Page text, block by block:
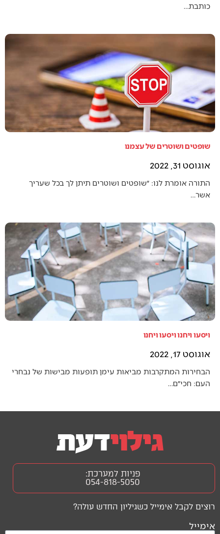
כותבת…
שופטים ושוטרים של עצמנו
אוגוסט 31, 2022
התורה אומרת לנו: ״שופטים ושוטרים תיתן לך בכל שעריך
אשר…
ויסעו ויחנו ויסעו ויחנו
אוגוסט 17, 2022
הבחירות המתקרבות מביאות עימן תופעות מבישות של נבחרי
העם: חכי״ם…
רוצים לקבל אימייל כשגיליון החדש עולה?
אימייל
פניות למערכת:
054-818-5050